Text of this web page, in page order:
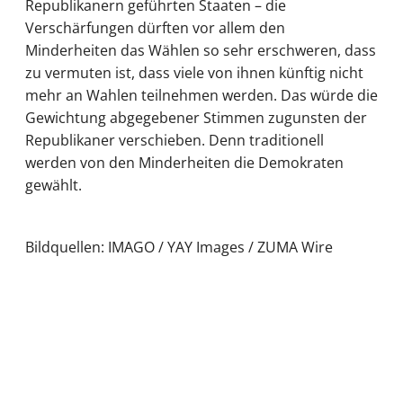
Republikanern geführten Staaten – die
Verschärfungen dürften vor allem den
Minderheiten das Wählen so sehr erschweren, dass
zu vermuten ist, dass viele von ihnen künftig nicht
mehr an Wahlen teilnehmen werden. Das würde die
Gewichtung abgegebener Stimmen zugunsten der
Republikaner verschieben. Denn traditionell
werden von den Minderheiten die Demokraten
gewählt.
Bildquellen: IMAGO / YAY Images / ZUMA Wire